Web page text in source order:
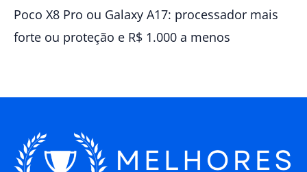
Poco X8 Pro ou Galaxy A17: processador mais
forte ou proteção e R$ 1.000 a menos